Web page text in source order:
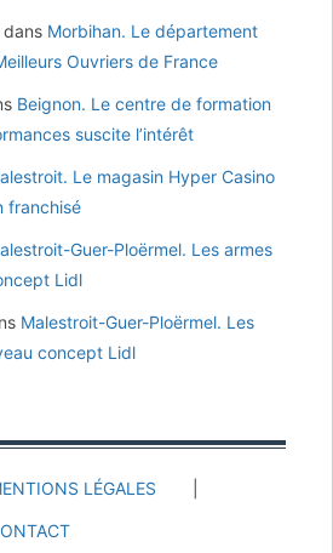
dans Morbihan. Le département
Ouvriers de France
Beignon. Le centre de formation
suscite l’intérêt
Le magasin Hyper Casino
franchisé
Guer-Ploërmel. Les armes
Lidl
Malestroit-Guer-Ploërmel. Les
concept Lidl
LÉGALES